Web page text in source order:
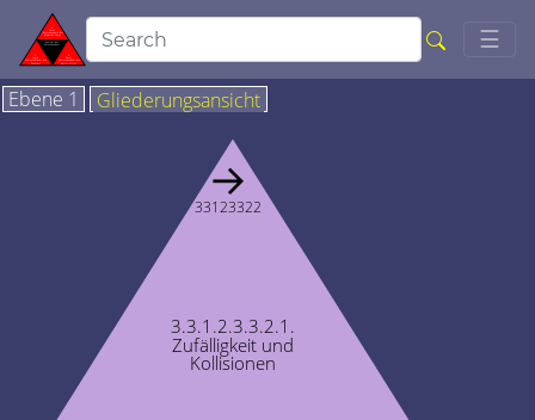
☰
Ebene 1 Gliederungsansicht
3.3.1.2.3.3.2.1.
Zufälligkeit und
Kollisionen
→
33123322